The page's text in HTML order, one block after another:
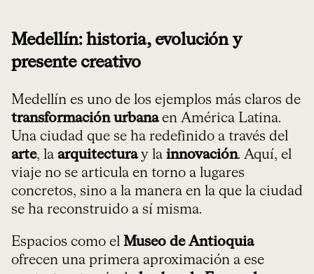
Medellín: historia, evolución y
presente creativo
Medellín es uno de los ejemplos más claros de
transformación urbanaen América Latina.
Una ciudad que se ha redefinido a través del
arte, la arquitecturay la innovación. Aquí, el
viaje no se articula en torno a lugares
concretos, sino a la manera en la que la ciudad
se ha reconstruido a sí misma.
Espacios como el Museo de Antioquia
ofrecen una primera aproximación a ese